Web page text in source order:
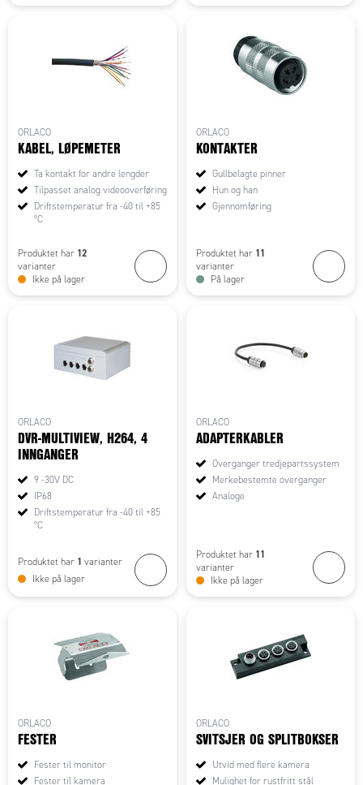
ORLACO
KABEL, LØPEMETER
Ta kontakt for andre lengder
Tilpasset analog videooverføring
Driftstemperatur fra -40 til +85
°C
Produktet har 12
varianter
Ikke på lager
ORLACO
KONTAKTER
Gullbelagte pinner
Hun og han
Gjennomføring
Produktet har 11
varianter
På lager
ORLACO
DVR-MULTIVIEW, H264, 4
INNGANGER
9 -30V DC
IP68
Driftstemperatur fra -40 til +85
°C
Produktet har 1 varianter
Ikke på lager
ORLACO
ADAPTERKABLER
Overganger tredjepartssystem
Merkebestemte overganger
Analoge
Produktet har 11
varianter
Ikke på lager
ORLACO
FESTER
Fester til monitor
Fester til kamera
ORLACO
SVITSJER OG SPLITBOKSER
Utvid med flere kamera
Mulighet for rustfritt stål